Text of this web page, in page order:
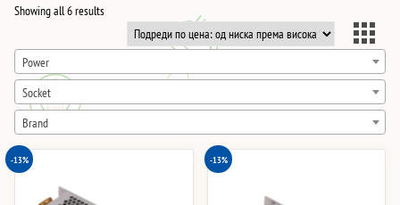
Showing all 6 resultsSorted
price:
low
Power
Socket
Brand
-13% -13%